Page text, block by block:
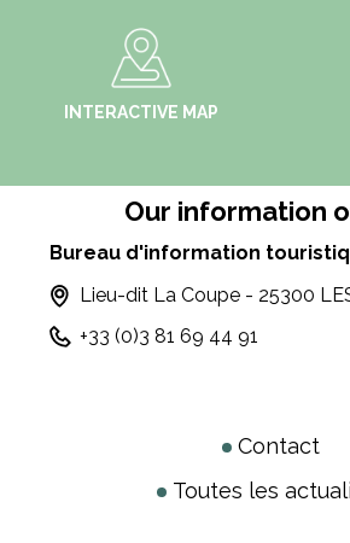
INTERACTIVE MAP
Our information
Bureau d'information
Lieu-dit La Coupe - 25300
+33 (0)3 81 69 44 91
Contact
Toutes les